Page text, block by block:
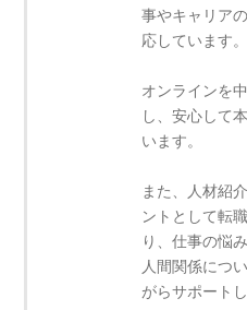
事やキャリア
応しています。
オンラインを
し、安心して
います。
また、人材紹
ントとして転
り、仕事の悩
人間関係につ
がらサポート